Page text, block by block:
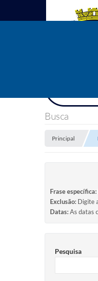
Busca
Principal
Frase específica:
Exclusão: Digite
Datas:As datas
Pesquisa